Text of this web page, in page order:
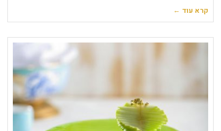
קרא עוד ←